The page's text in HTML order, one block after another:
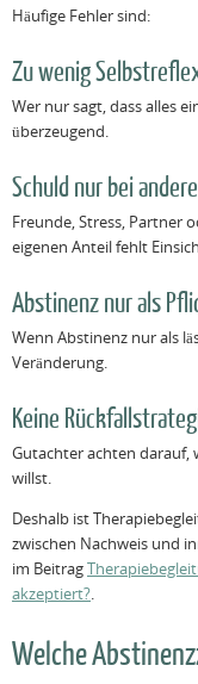
Häufige Fehler sind:
Zu wenig
Wer nur sagt, dass alles
überzeugend.
Schuld nur bei
Freunde, Stress, Partner
eigenen Anteil fehlt
Abstinenz nur als
Wenn Abstinenz nur als
Veränderung.
Keine
Gutachter achten darauf,
willst.
Deshalb ist
zwischen Nachweis und
im Beitrag
akzeptiert?.
Welche